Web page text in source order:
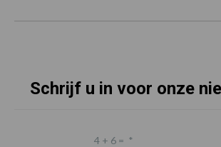
Schrijf u in voor onze
4 + 6 = *